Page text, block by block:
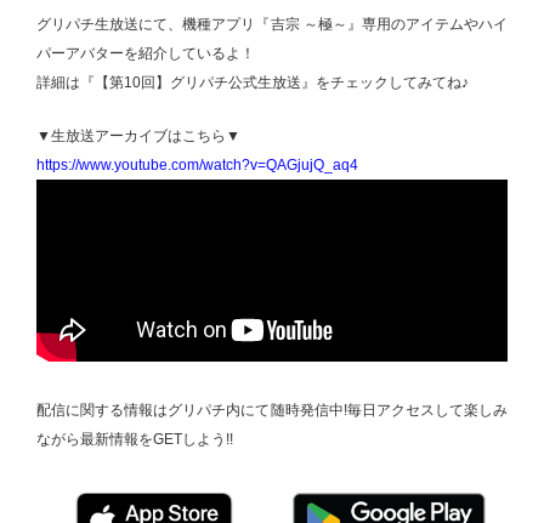
グリパチ生放送にて、機種アプリ『吉宗 ～極～』専用のアイテムやハイ
パーアバターを紹介しているよ！
詳細は『【第10回】グリパチ公式生放送』をチェックしてみてね♪
▼生放送アーカイブはこちら▼
https://www.youtube.com/watch?v=QAGjujQ_aq4
配信に関する情報はグリパチ内にて随時発信中!毎日アクセスして楽しみ
ながら最新情報をGETしよう!!